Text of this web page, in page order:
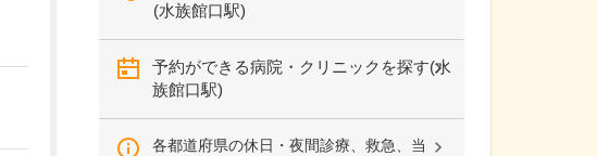
(水族館口駅)
予約ができる病院・クリニックを探す(水
族館口駅)
各都道府県の休日・夜間診療、救急、当